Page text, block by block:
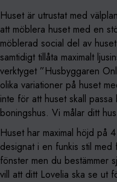
Huset är utrustat med
att möblera huset med en
möblerad social del av
samtidigt tillåta maximalt
verktyget ”Husbyggaren
olika variationer på huset
inte för att huset skall
boningshus. Vi målar ditt
Huset har maximal höjd på
designat i en funkis stil
fönster men du bestämmer
vill att ditt Lovelia ska se ut